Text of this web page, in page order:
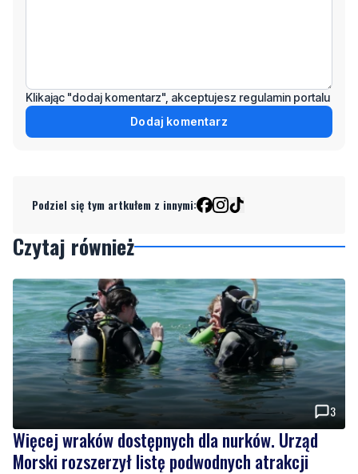
Klikając "dodaj komentarz", akceptujesz regulamin portalu
Dodaj komentarz
Podziel się tym artkułem z innymi:
Czytaj również
3
Więcej wraków dostępnych dla nurków. Urząd
Morski rozszerzył listę podwodnych atrakcji